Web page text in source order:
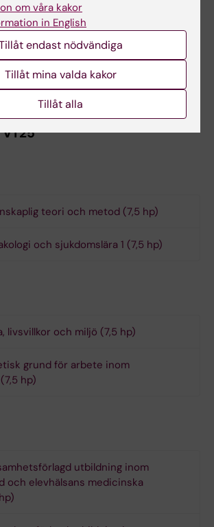
distriktssköterska
för studenter antagna från
halvfart ges med start för
teori och metod (7,5 hp)
och sjukdomslära 1 (7,5 hp)
livsvillkor och miljö (7,5 hp)
grund för arbete inom
hp)
utbildning inom
och elevhälsans medicinska
om våra kakor
in English
endast nödvändiga
Tillåt mina valda kakor
Tillåt alla